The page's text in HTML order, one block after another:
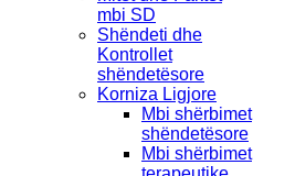
mbi SD
Shëndeti dhe
Kontrollet
shëndetësore
Korniza Ligjore
Mbi shërbimet
shëndetësore
Mbi shërbimet